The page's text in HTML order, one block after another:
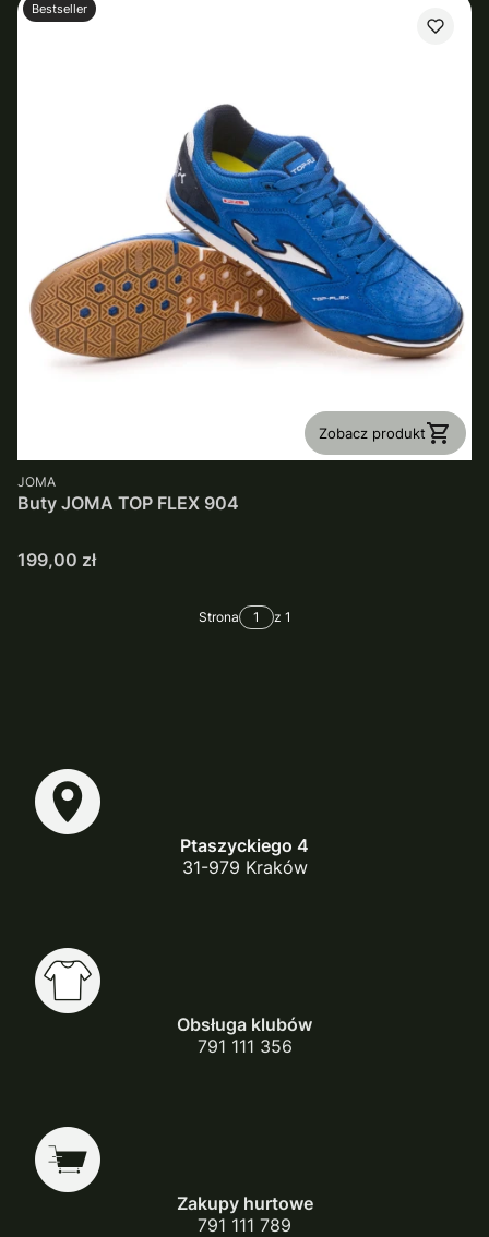
Bestseller
Zobacz produkt
PRODUCENT
JOMA
Buty JOMA TOP FLEX 904
Cena
199,00 zł
Strona z 1
Ptaszyckiego 4
31-979 Kraków
Obsługa klubów
791 111 356
Zakupy hurtowe
791 111 789